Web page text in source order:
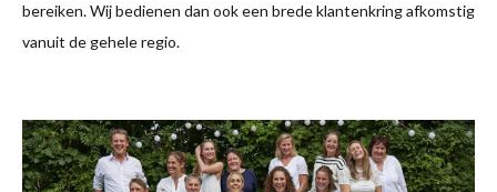
bereiken. Wij bedienen dan ook een brede klantenkring afkomstig
vanuit de gehele regio.